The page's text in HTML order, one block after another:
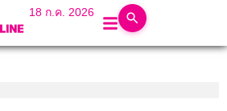
18 ก.ค. 2026